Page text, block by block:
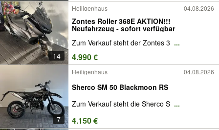
14
Heiligenhaus 04.08.2026
Zontes Roller 368E AKTION!!!
Neufahrzeug - sofort verfügbar
Zum Verkauf steht der Zontes 3 ...
4.990 €
7
Heiligenhaus 04.08.2026
Sherco SM 50 Blackmoon RS
Zum Verkauf steht die Sherco S ...
4.150 €